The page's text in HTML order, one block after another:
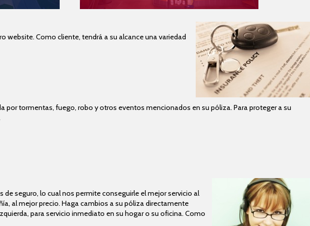
Como cliente, tendrá a su alcance una variedad
por tormentas, fuego, robo y otros eventos mencionados en su póliza. Para proteger a su
seguro, lo cual nos permite conseguirle el mejor servicio al
al mejor precio. Haga cambios a su póliza directamente
para servicio inmediato en su hogar o su oficina. Como